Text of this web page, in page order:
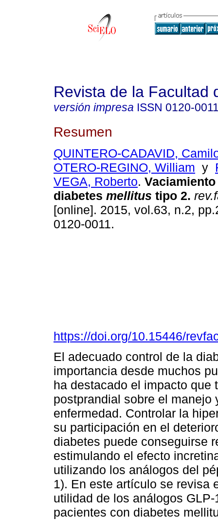
Revista de la Facultad
versión impresa ISSN 0120-
Resumen
QUINTERO-CADAVID,
OTERO-REGINO, William y
VEGA, Roberto.
diabetes mellitus tipo 2.
[online]. 2015, vol.63, n.2,
0120-0011.
https://doi.org/10.15446/
El adecuado control de la
importancia desde muchos
ha destacado el impacto
postprandial sobre el
enfermedad. Controlar la
su participación en el
diabetes puede conseguirse
estimulando el efecto
utilizando los análogos del
1). En este artículo se revisa
utilidad de los análogos
pacientes con diabetes